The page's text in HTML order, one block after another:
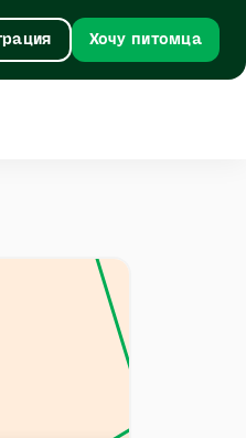
Хочу питомца